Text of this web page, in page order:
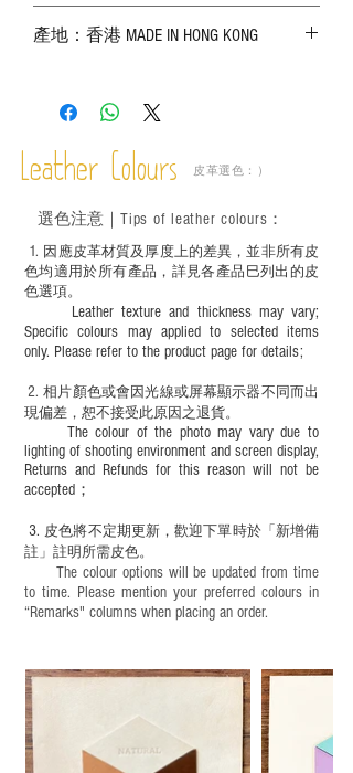
實物為準；
－ 植鞣皮革容易受環境、使用程度等產生
成後定期在皮面塗上皮革專用清潔劑及貂
鼠油等；
適合六歲以下兒童使用；六至十二歲兒童
必須由成年人陪同下使用並應小心處理。
產地：香港 MADE IN HONG KONG
Leather Colours 皮革選色：）
1. ​ 因應皮革材質及厚度上的差異，並非所有皮
色均適用於所有產品，詳見各產品巳列出的皮
色選項。
Leather texture and thickness may vary;
Specific colours may applied to selected items
only. Please refer to the product page for details;
​2.相片顏色或會因光線或屏幕顯示器不同而出
現偏差，恕不接受此原因之退貨。
The colour of the photo may vary due to
lighting of shooting environment and screen display,
Returns and Refunds for this reason will not be
accepted；
3. 皮色將不定期更新，歡迎下單時於「新增備
註」註明 所需皮色。
The colour options will be updated from time
to time. Please mention your preferred colours in
“Remarks" columns when placing an order.
選色注意｜ Tips of leather colours ：